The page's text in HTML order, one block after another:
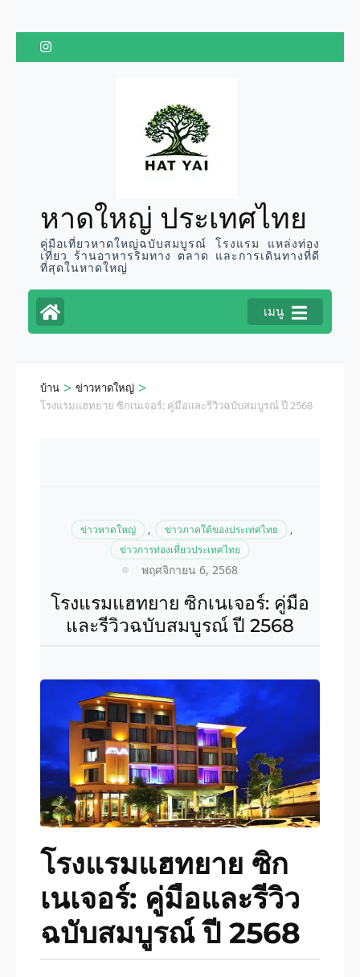
ไป
หาดใหญ่ ประเทศไทย
คู่มือเที่ยวหาดใหญ่ฉบับสมบูรณ์ โรงแรม แหล่งท่อง
เที่ยว ร้านอาหารริมทาง ตลาด และการเดินทางที่ดี
ที่สุดในหาดใหญ่
เมนู
บ้าน > ข่าวหาดใหญ่ >
โรงแรมแฮทยาย ซิกเนเจอร์: คู่มือและรีวิวฉบับสมบูรณ์ ปี 2568
ข่าวหาดใหญ่ , ข่าวภาคใต้ของประเทศไทย
,
ข่าวการท่องเที่ยวประเทศไทย
พฤศจิกายน 6, 2568
โรงแรมแฮทยาย ซิกเนเจอร์: คู่มือ
และรีวิวฉบับสมบูรณ์ ปี 2568
โรงแรมแฮทยาย ซิก
เนเจอร์: คู่มือและรีวิว
ฉบับสมบูรณ์ ปี 2568